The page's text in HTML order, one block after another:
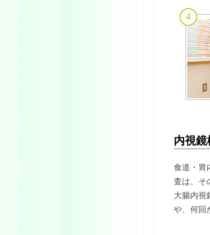
内視
食道・胃
査は、そ
大腸内視
や、何回